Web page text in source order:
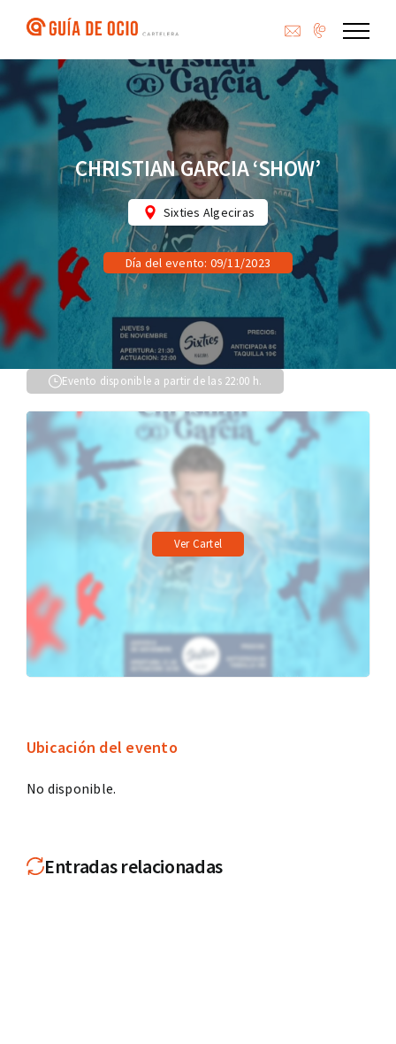
contenido
CHRISTIAN GARCIA ‘SHOW’
Sixties Algeciras
Día del evento: 09/11/2023
Evento disponible a partir de las 22:00 h.
Ver Cartel
Ubicación del evento
No disponible.
Entradas relacionadas